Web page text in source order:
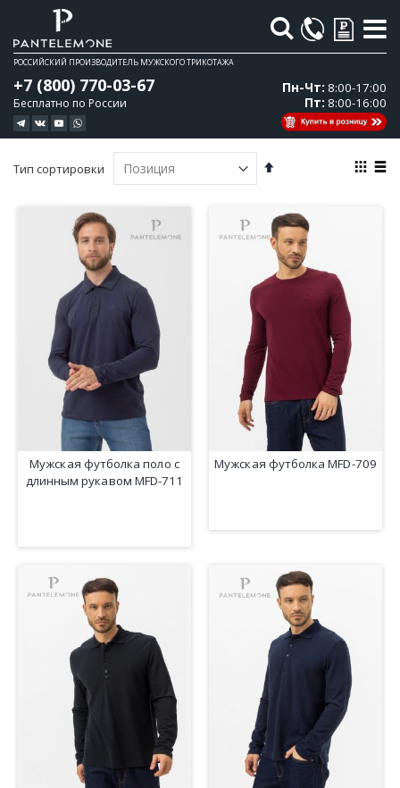
Поиск
РОССИЙСКИЙ ПРОИЗВОДИТЕЛЬ МУЖСКОГО ТРИКОТАЖА
+7 (800) 770-03-67
Бесплатно по России
Пн-Чт: 8:00-17:00
Пт: 8:00-16:00
Тип сортировки
Сортируется
Установить
по
убыванию
Вид
Мужская футболка поло с
длинным рукавом MFD-711
Мужская футболка MFD-709